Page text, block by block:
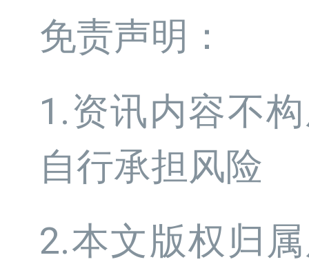
免责声明：
1.资讯内容不
自行承担风险
2.本文版权归